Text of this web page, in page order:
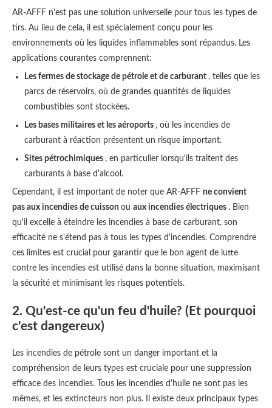
AR-AFFF n'est pas une solution universelle pour tous les types de
tirs. Au lieu de cela, il est spécialement conçu pour les
environnements où les liquides inflammables sont répandus. Les
applications courantes comprennent:
Les fermes de stockage de pétrole et de carburant , telles que les
parcs de réservoirs, où de grandes quantités de liquides
combustibles sont stockées.
Les bases militaires et les aéroports , où les incendies de
carburant à réaction présentent un risque important.
Sites pétrochimiques , en particulier lorsqu'ils traitent des
carburants à base d'alcool.
Cependant, il est important de noter que AR-AFFF ne convient
pas aux incendies de cuisson ou aux incendies électriques . Bien
qu'il excelle à éteindre les incendies à base de carburant, son
efficacité ne s'étend pas à tous les types d'incendies. Comprendre
ces limites est crucial pour garantir que le bon agent de lutte
contre les incendies est utilisé dans la bonne situation, maximisant
la sécurité et minimisant les risques potentiels.
2. Qu'est-ce qu'un feu d'huile? (Et pourquoi
c'est dangereux)
Les incendies de pétrole sont un danger important et la
compréhension de leurs types est cruciale pour une suppression
efficace des incendies. Tous les incendies d'huile ne sont pas les
mêmes, et les extincteurs non plus. Il existe deux principaux types